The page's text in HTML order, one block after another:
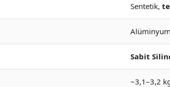
Sentetik,
Sabit
~3,1–3,2